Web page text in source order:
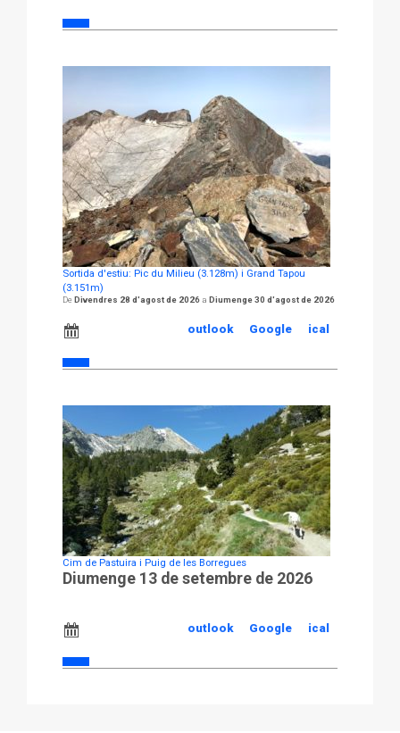
Sortida d'estiu: Pic du Milieu (3.128m) i Grand Tapou
(3.151m)
Divendres 28 d'agost de 2026 Diumenge 30 d'agost de 2026
ical
Google
outlook
Cim de Pastuira i Puig de les Borregues
Diumenge 13 de setembre de 2026
ical
Google
outlook